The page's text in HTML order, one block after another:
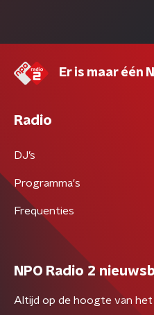
Er is maar één
Radio
DJ’s
Programma's
Frequenties
NPO Radio 2
Altijd op de hoogte van